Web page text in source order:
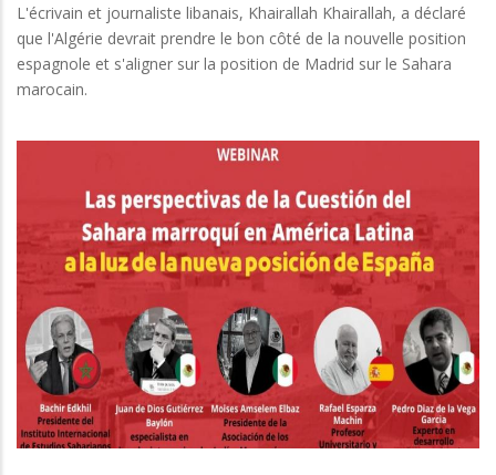
L'écrivain et journaliste libanais, Khairallah Khairallah, a déclaré
que l'Algérie devrait prendre le bon côté de la nouvelle position
espagnole et s'aligner sur la position de Madrid sur le Sahara
marocain.